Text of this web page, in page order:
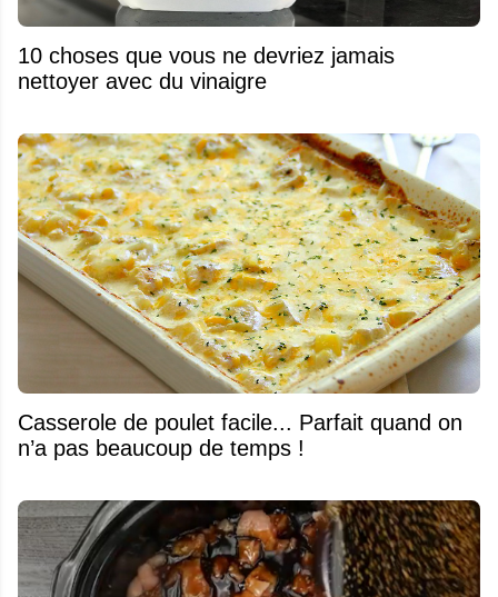
10 choses que vous ne devriez jamais
nettoyer avec du vinaigre
Casserole de poulet facile... Parfait quand on
n’a pas beaucoup de temps !